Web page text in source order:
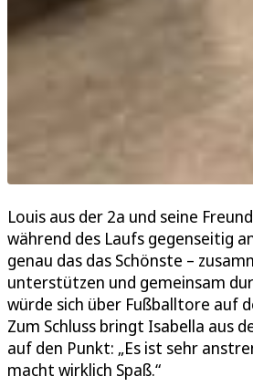
Louis aus der 2a und seine
während des Laufs gegenseitig
genau das das Schönste –
unterstützen und gemeinsam
würde sich über Fußballtore auf
Zum Schluss bringt Isabella aus
auf den Punkt: „Es ist sehr
macht wirklich Spaß.“